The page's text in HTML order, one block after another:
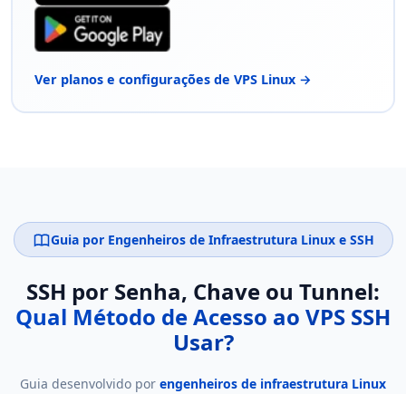
Ver planos e configurações de VPS Linux →
Guia por Engenheiros de Infraestrutura Linux e SSH
SSH por Senha, Chave ou Tunnel:
Qual Método de Acesso ao VPS SSH
Usar?
Guia desenvolvido por engenheiros de infraestrutura Linux